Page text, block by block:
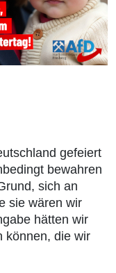
gefeiert
bewahren
sich an
sie wären wir
hätten wir
können, die wir